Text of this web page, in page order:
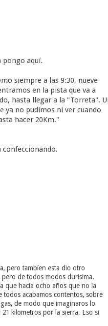
pongo aquí.
siempre a las 9:30, nueve
en la pista que va a
hasta llegar a la "Torreta".
ya no pudimos ni ver cuando
hacer 20Km."
confeccionando.
pero tambíen esta dio otro
de todos modos durisima.
que hacia ocho años que no la
acabamos contentos, sobre
de modo que imaginaros lo
kilometros por la sierra. Eso si